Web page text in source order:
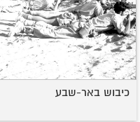
כיבוש באר-שבע